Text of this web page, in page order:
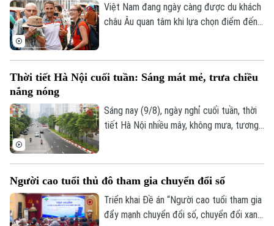
An ninh trật tự
Công nghệ
Người Hà Nội
Khoảnh khắc Hà Nội
Ẩm thực
Tin tức
Quân sự
Người Việt 4 phương
Kinh tế
Tin tức
Cafe sáng
Tài chính Ngân hàng
Doanh nghiệp
Nhà đất
Tin tức
Đầu tư
Căn hộ
Đất đai
Kinh nghiệm
Tàu và Xe
Ô tô
Tàu
Thị trường
Giáo dục
Tin tức
Tuyển sinh
Hướng nghiệp
Văn hóa
Tin tức
Làng nghề
Sức khỏe
Y tế
Thể thao
Việt Nam đang ngày càng được du khách
châu Âu quan tâm khi lựa chọn điểm đến
tháng 4 đến tháng 6, Việt Nam đã tăng
lên vị trí thứ tư trong nhóm những điểm
đến châu Á được tìm kiếm nhiều nhất.
Thời tiết Hà Nội cuối tuần: Sáng mát mẻ, trưa chiều
nắng nóng
Sáng nay (9/8), ngày nghỉ cuối tuần, thời
tiết Hà Nội nhiều mây, không mưa, tương
Người cao tuổi thủ đô tham gia chuyển đổi số
Triển khai Đề án “Người cao tuổi tham gia
đẩy mạnh chuyển đổi số, chuyển đổi xanh,